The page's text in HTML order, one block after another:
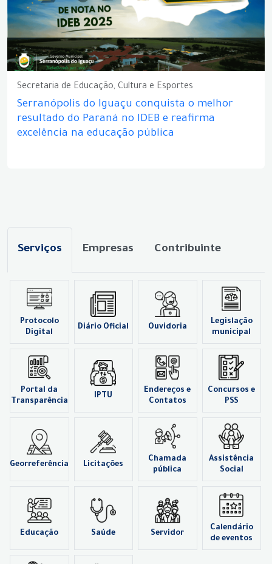
Secretaria de Educação, Cultura e Esportes
Serranópolis do Iguaçu conquista o melhor
resultado do Paraná no IDEB e reafirma
excelência na educação pública
Serviços Empresas Contribuinte
Protocolo
Digital
Diário Oficial Ouvidoria
Legislação
municipal
Portal da
Transparência
IPTU
Endereços e
Contatos
Concursos e
PSS
Georreferência Licitações
Chamada
pública
Assistência
Social
Educação Saúde Servidor
Calendário
de eventos